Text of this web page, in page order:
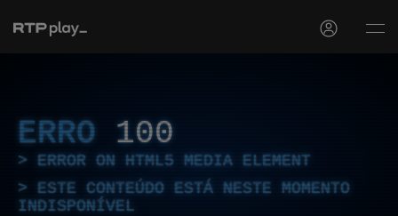
ERRO 100
ERROR ON HTML5 MEDIA ELEMENT
ESTE CONTEÚDO ESTÁ NESTE MOMENTO
INDISPONÍVEL